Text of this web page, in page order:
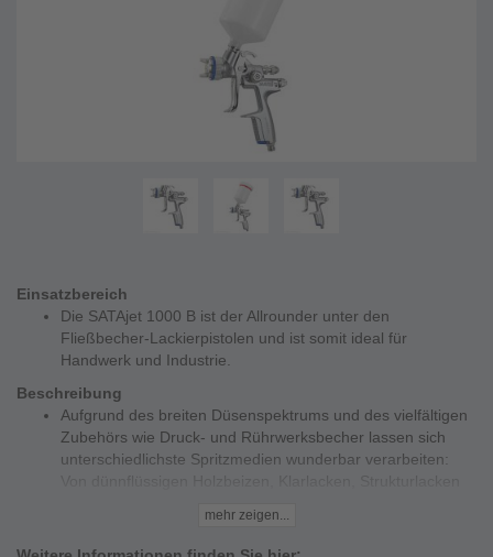
Einsatzbereich
Die SATAjet 1000 B ist der Allrounder unter den
Fließbecher-Lackierpistolen und ist somit ideal für
Handwerk und Industrie.
Beschreibung
Aufgrund des breiten Düsenspektrums und des vielfältigen
Zubehörs wie Druck- und Rührwerksbecher lassen sich
unterschiedlichste Spritzmedien wunderbar verarbeiten:
Materialien. Mithilfe von Verlängerungen in verschiedenen
Ausführungen können selbst schwer zugängliche Stellen
mehr zeigen...